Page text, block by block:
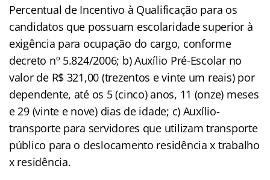
Percentual de Incentivo à Qualificação para os
candidatos que possuam escolaridade superior à
exigência para ocupação do cargo, conforme
decreto nº 5.824/2006; b) Auxílio Pré-Escolar no
valor de R$ 321,00 (trezentos e vinte um reais) por
dependente, até os 5 (cinco) anos, 11 (onze) meses
e 29 (vinte e nove) dias de idade; c) Auxílio-
transporte para servidores que utilizam transporte
público para o deslocamento residência x trabalho
x residência.